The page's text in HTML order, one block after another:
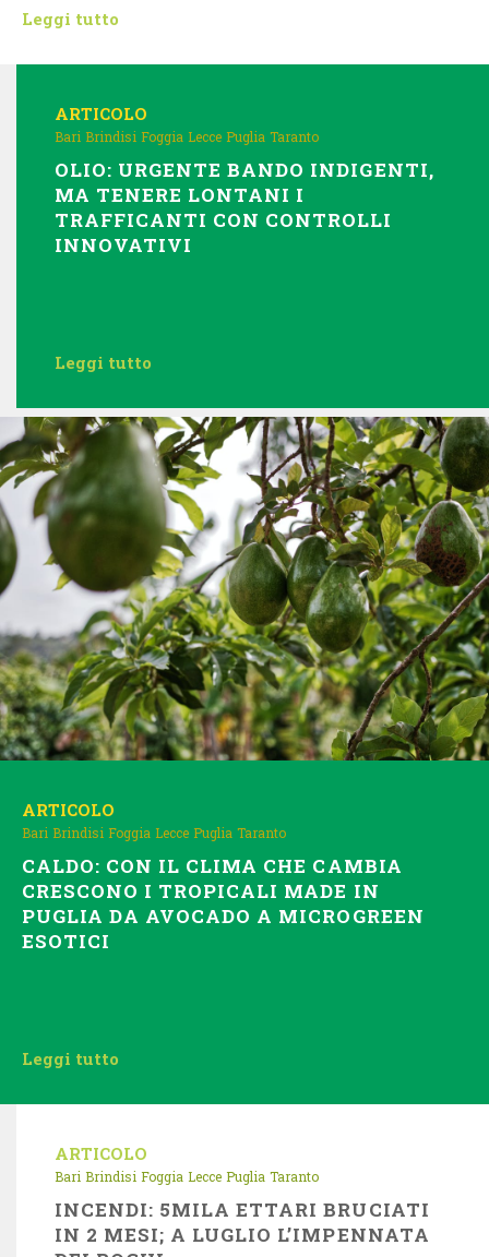
Leggi tutto
ARTICOLO
Bari Brindisi Foggia Lecce Puglia Taranto
OLIO: URGENTE BANDO INDIGENTI,
MA TENERE LONTANI I
TRAFFICANTI CON CONTROLLI
INNOVATIVI
Leggi tutto
ARTICOLO
Bari Brindisi Foggia Lecce Puglia Taranto
CALDO: CON IL CLIMA CHE CAMBIA
CRESCONO I TROPICALI MADE IN
PUGLIA DA AVOCADO A MICROGREEN
ESOTICI
Leggi tutto
ARTICOLO
Bari Brindisi Foggia Lecce Puglia Taranto
INCENDI: 5MILA ETTARI BRUCIATI
IN 2 MESI; A LUGLIO L’IMPENNATA